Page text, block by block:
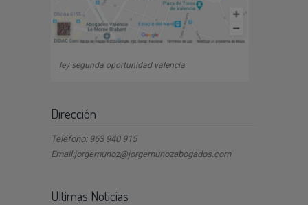
ley segunda oportunidad valencia
Dirección
Teléfono: 963 940 915
Email:jorgemunoz@jorgemunozabogados.com
Ultimas Noticias